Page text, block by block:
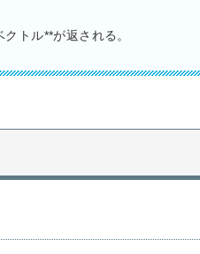
クトル**が返される。